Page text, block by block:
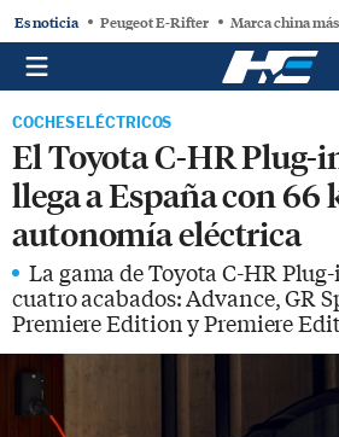
Es noticia Peugeot E-Rifter Marca china
COCHES ELÉCTRICOS
El Toyota C-HR Plug-
llega a España con 66
autonomía eléctrica
La gama de Toyota C-HR
cuatro acabados: Advance, GR
Premiere Edition y Premiere